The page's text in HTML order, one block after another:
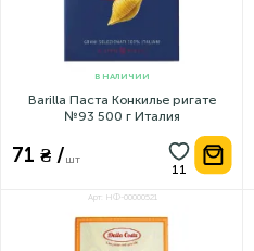
В НАЛИЧИИ
Barilla Паста Конкилье ригате
№93 500 г Италия
71 ₴ /шт
Арт: НФ-00000521